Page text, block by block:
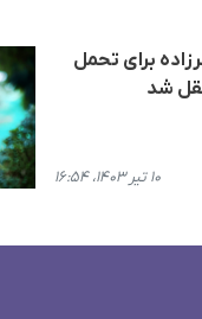
برای تحمل
شد
۱۰ تیر ۱۴۰۳، ۱۶:۵۴